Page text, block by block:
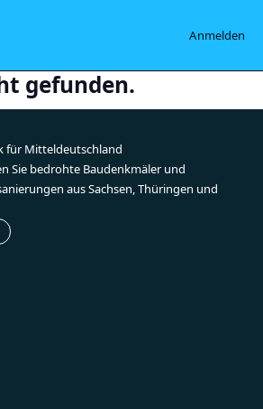
Anmelden
gefunden.
für Mitteldeutschland
Sie bedrohte Baudenkmäler und
aus Sachsen, Thüringen und